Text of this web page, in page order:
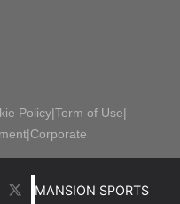
Policy|Term of Use|
|Corporate
MANSION SPORTS